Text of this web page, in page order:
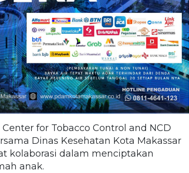
for Tobacco Control and NCD
Dinas Kesehatan Kota Makassar
kolaborasi dalam menciptakan
anak.